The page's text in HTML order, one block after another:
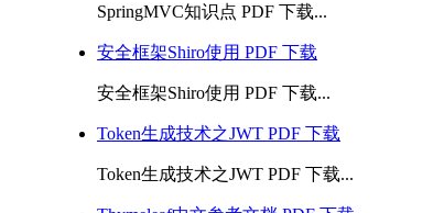
SpringMVC知识点 PDF 下载...
安全框架Shiro使用 PDF 下载
安全框架Shiro使用 PDF 下载...
Token生成技术之JWT PDF 下载
Token生成技术之JWT PDF 下载...